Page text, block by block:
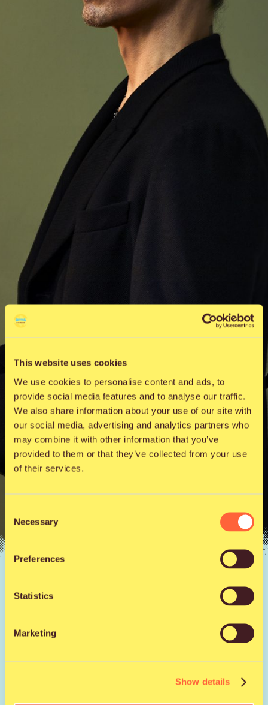
This website uses cookies
We use cookies to personalise content and ads, to
provide social media features and to analyse our traffic.
We also share information about your use of our site with
our social media, advertising and analytics partners who
may combine it with other information that you’ve
provided to them or that they’ve collected from your use
of their services.
Selection
Necessary
Preferences
Statistics
Marketing
Show details
20 vuotta täyttävä
Qstock raottaa ensi
kesän ohjelmistoa
Ville Valoon yksi